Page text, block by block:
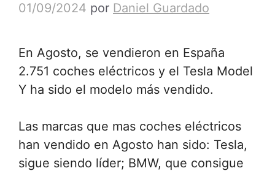
01/09/2024 por Daniel Guardado
En Agosto, se vendieron en España
2.751 coches eléctricos y el Tesla Model
Y ha sido el modelo más vendido.
Las marcas que mas coches eléctricos
han vendido en Agosto han sido: Tesla,
sigue siendo líder; BMW, que consigue